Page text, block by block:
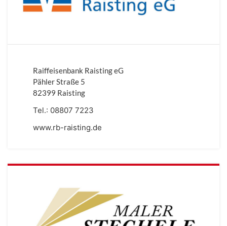
Raiffeisenbank Raisting eG
Pähler Straße 5
82399 Raisting
Tel.: 08807 7223
www.rb-raisting.de